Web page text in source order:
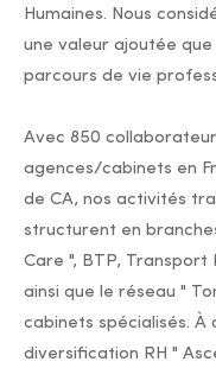
Humaines. Nous
une valeur ajoutée
parcours de vie
Avec 850
agences/cabinets en
de CA, nos activités
structurent en
Care ", BTP, Transport
ainsi que le réseau "
cabinets spécialisés.
diversification RH "